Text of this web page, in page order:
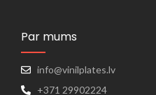
Par mums
info@vinilplates.lv
+371 29902224